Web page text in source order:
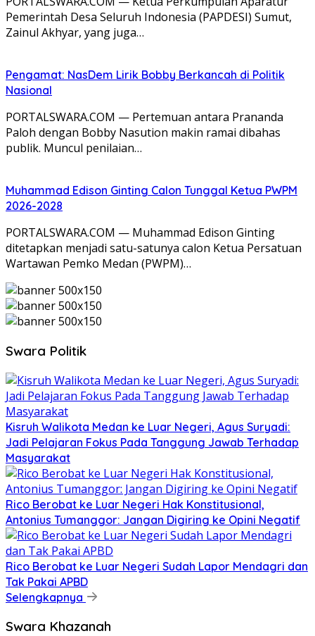
Pemerintah Desa Seluruh Indonesia (PAPDESI) Sumut,
Zainul Akhyar, yang juga…
Pengamat: NasDem Lirik Bobby Berkancah di Politik
Nasional
PORTALSWARA.COM — Pertemuan antara Prananda
Paloh dengan Bobby Nasution makin ramai dibahas
publik. Muncul penilaian…
Muhammad Edison Ginting Calon Tunggal Ketua PWPM
2026-2028
PORTALSWARA.COM — Muhammad Edison Ginting
ditetapkan menjadi satu-satunya calon Ketua Persatuan
Wartawan Pemko Medan (PWPM)…
Swara Politik
Kisruh Walikota Medan ke Luar Negeri, Agus Suryadi:
Jadi Pelajaran Fokus Pada Tanggung Jawab Terhadap
Masyarakat
Rico Berobat ke Luar Negeri Hak Konstitusional,
Antonius Tumanggor: Jangan Digiring ke Opini Negatif
Rico Berobat ke Luar Negeri Sudah Lapor Mendagri dan
Tak Pakai APBD
Selengkapnya
Swara Khazanah